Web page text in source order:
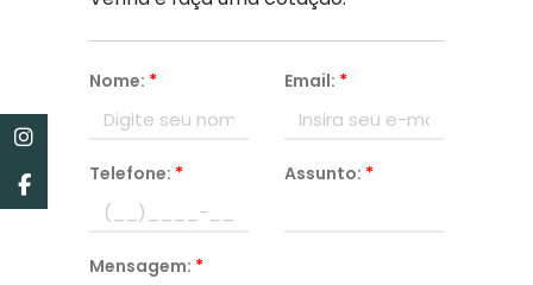
Nome: * Email: *
Telefone: * Assunto: *
Mensagem: *